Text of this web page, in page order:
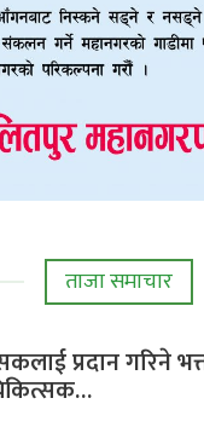
ताजा समाचार
प्रदान गरिने